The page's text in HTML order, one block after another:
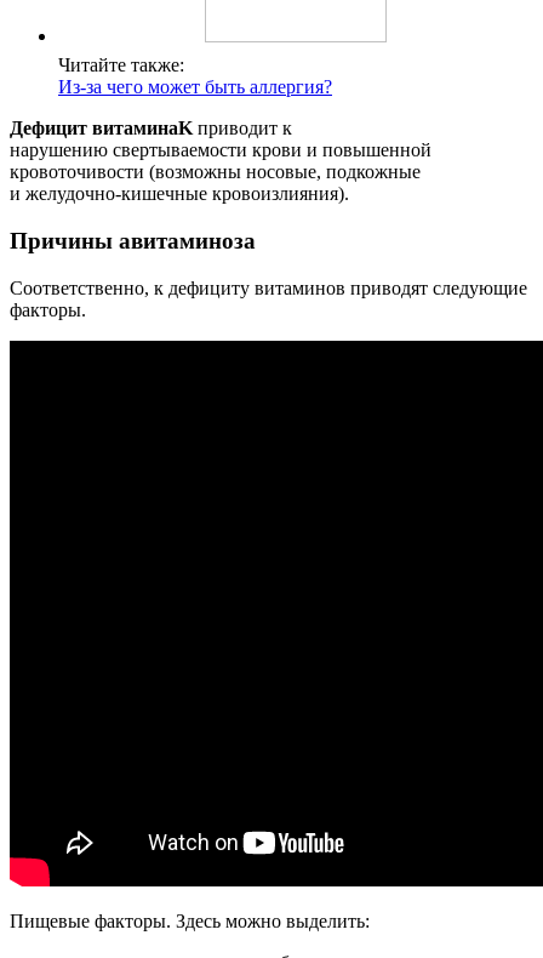
Читайте также:
Из-за чего может быть аллергия?
Дефицит витаминаK приводит к
нарушению свертываемости крови и повышенной
кровоточивости (возможны носовые, подкожные
и желудочно-кишечные кровоизлияния).
Причины авитаминоза
Соответственно, к дефициту витаминов приводят следующие
факторы.
Пищевые факторы. Здесь можно выделить: